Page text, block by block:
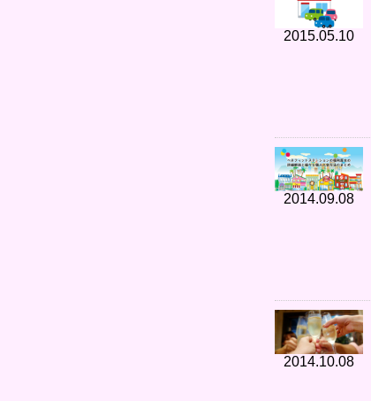
2015.05.10
2014.09.08
2014.10.08